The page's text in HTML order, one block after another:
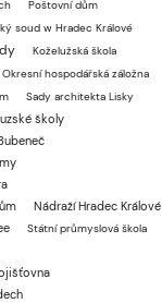
Poštovní dům
soud w Hradec Králové
Koželužská škola
Okresní hospodářská záložna
Sady architekta Lisky
školy
Nádraží Hradec Králové
Státní průmyslová škola